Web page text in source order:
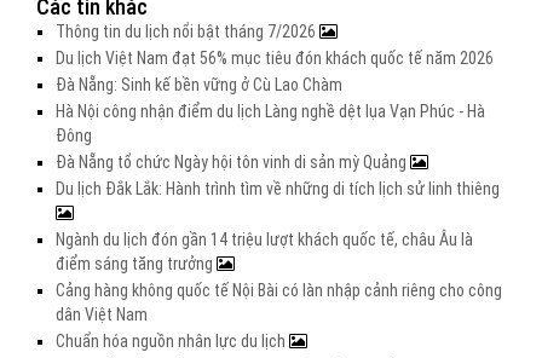
Các tin khác
Thông tin du lịch nổi bật tháng 7/2026
Du lịch Việt Nam đạt 56% mục tiêu đón khách quốc tế năm 2026
Đà Nẵng: Sinh kế bền vững ở Cù Lao Chàm
Hà Nội công nhận điểm du lịch Làng nghề dệt lụa Vạn Phúc - Hà
Đông
Đà Nẵng tổ chức Ngày hội tôn vinh di sản mỳ Quảng
Du lịch Đắk Lắk: Hành trình tìm về những di tích lịch sử linh thiêng
Ngành du lịch đón gần 14 triệu lượt khách quốc tế, châu Âu là
điểm sáng tăng trưởng
Cảng hàng không quốc tế Nội Bài có làn nhập cảnh riêng cho công
dân Việt Nam
Chuẩn hóa nguồn nhân lực du lịch